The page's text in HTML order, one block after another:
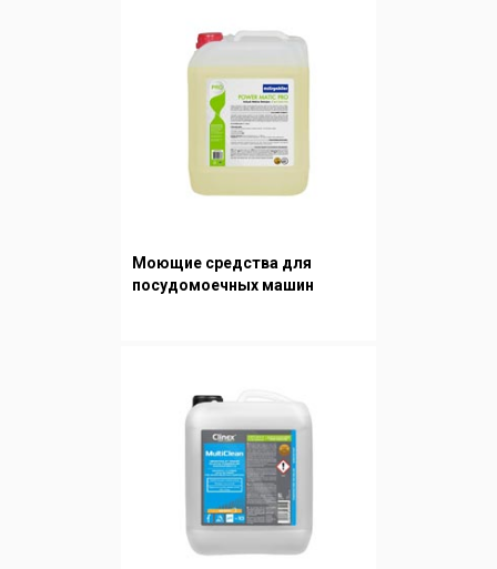
Моющие средства для
посудомоечных машин